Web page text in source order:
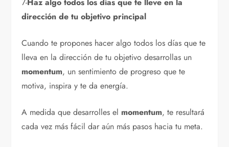
7-Haz algo todos los días que te lleve en la
dirección de tu objetivo principal
Cuando te propones hacer algo todos los días que te
lleva en la dirección de tu objetivo desarrollas un
momentum, un sentimiento de progreso que te
motiva, inspira y te da energía.
A medida que desarrolles el momentum, te resultará
cada vez más fácil dar aún más pasos hacia tu meta.